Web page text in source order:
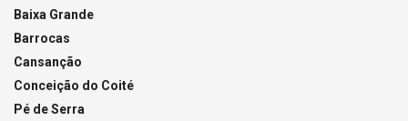
Baixa Grande
Barrocas
Cansanção
Conceição do Coité
Pé de Serra